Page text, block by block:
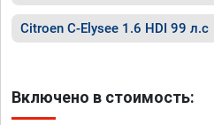
Citroen C-Elysee 1.6 HDI 99 л.с
Включено в стоимость: